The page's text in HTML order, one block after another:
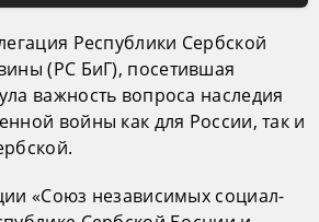
Республики Сербской
(РС БиГ), посетившая
важность вопроса наследия
войны как для России, так и
«Союз независимых социал-